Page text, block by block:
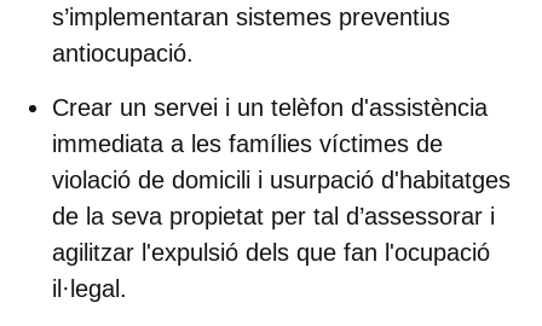
s’implementaran sistemes preventius
antiocupació.
Crear un servei i un telèfon d'assistència
immediata a les famílies víctimes de
violació de domicili i usurpació d'habitatges
de la seva propietat per tal d’assessorar i
agilitzar l'expulsió dels que fan l'ocupació
il·legal.